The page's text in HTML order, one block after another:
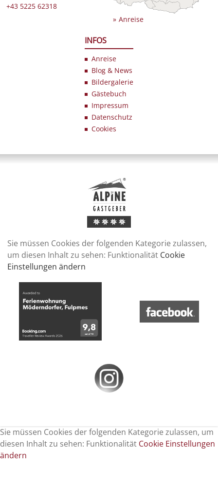
+43 5225 62318
Anreise
INFOS
Anreise
Blog & News
Bildergalerie
Gästebuch
Impressum
Datenschutz
Cookies
Sie müssen Cookies der folgenden Kategorie zulassen,
um diesen Inhalt zu sehen: Funktionalität Cookie
Einstellungen ändern
Sie müssen Cookies der folgenden Kategorie zulassen, um
diesen Inhalt zu sehen: Funktionalität Cookie Einstellungen
ändern